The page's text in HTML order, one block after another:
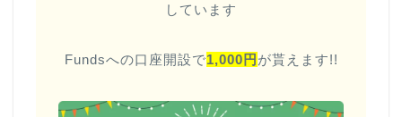
しています
Fundsへの口座開設で1,000円 が貰えます!!